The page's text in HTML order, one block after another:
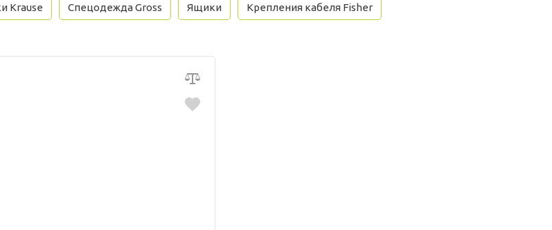
Krause Спецодежда Gross Ящики Крепления кабеля Fisher